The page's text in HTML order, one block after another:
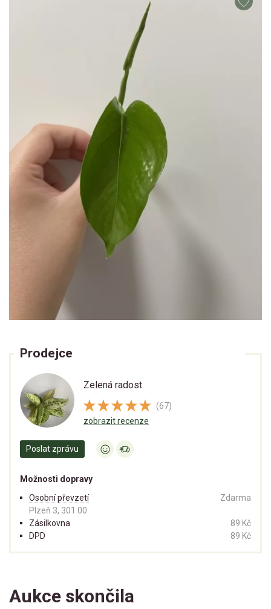
Prodejce
Zelená radost
(67)
zobrazit recenze
Poslat zprávu
Možnosti dopravy
Osobní převzetí
Plzeň 3, 301 00
Zdarma
Zásilkovna
89 Kč
DPD
89 Kč
Aukce skončila